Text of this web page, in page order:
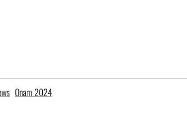
Onam 2024